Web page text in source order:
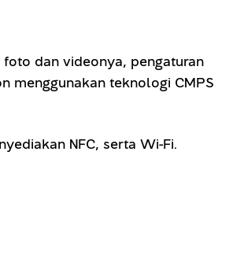
dan videonya, pengaturan
menggunakan teknologi CMPS
NFC, serta Wi-Fi.